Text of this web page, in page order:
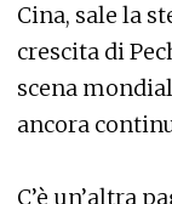
Cina, sale la
crescita di
scena
ancora
C’è un’altra